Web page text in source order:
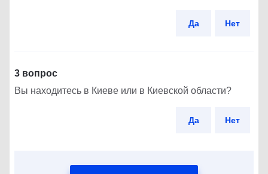
Да Нет
3 вопрос
Вы находитесь в Киеве или в Киевской области?
Да Нет